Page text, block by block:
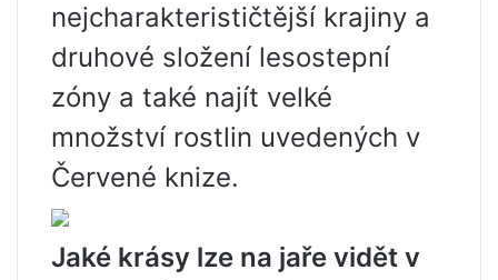
nejcharakterističtější krajiny a
druhové složení lesostepní
zóny a také najít velké
množství rostlin uvedených v
Červené knize.
Jaké krásy lze na jaře vidět v